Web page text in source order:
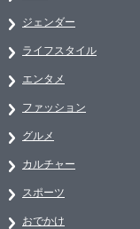
ジェンダー
ライフスタイル
エンタメ
ファッション
グルメ
カルチャー
スポーツ
おでかけ